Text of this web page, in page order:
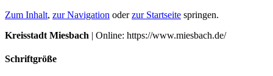
Zum Inhalt, zur Navigation oderzur Startseite springen.
Kreisstadt Miesbach | Online: https://www.miesbach.de/
Schriftgröße